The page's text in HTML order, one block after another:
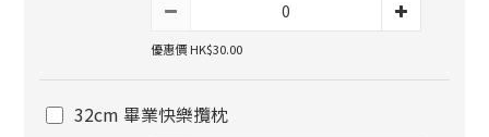
優惠價 HK$30.00
32cm 畢業快樂攬枕